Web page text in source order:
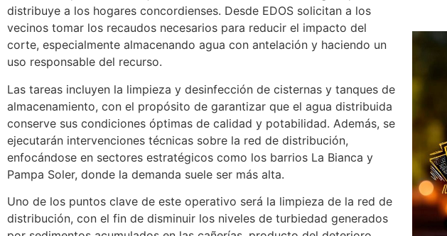
distribuye a los hogares concordienses. Desde EDOS solicitan a los
vecinos tomar los recaudos necesarios para reducir el impacto del
corte, especialmente almacenando agua con antelación y haciendo un
uso responsable del recurso.
Las tareas incluyen la limpieza y desinfección de cisternas y tanques de
almacenamiento, con el propósito de garantizar que el agua distribuida
conserve sus condiciones óptimas de calidad y potabilidad. Además, se
ejecutarán intervenciones técnicas sobre la red de distribución,
enfocándose en sectores estratégicos como los barrios La Bianca y
Pampa Soler, donde la demanda suele ser más alta.
Uno de los puntos clave de este operativo será la limpieza de la red de
distribución, con el fin de disminuir los niveles de turbiedad generados